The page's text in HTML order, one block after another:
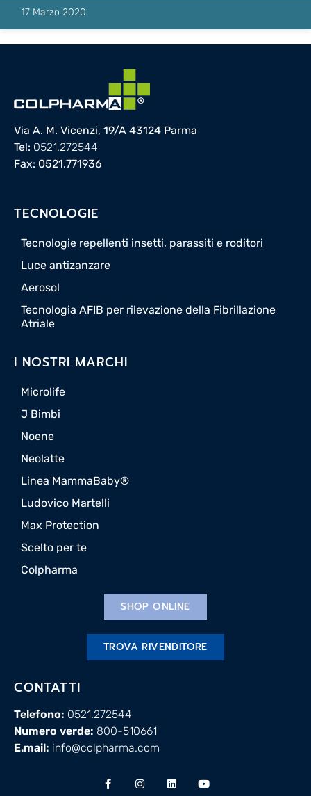
17 Marzo 2020
Via A. M. Vicenzi, 19/A 43124 Parma
Tel: 0521.272544
Fax: 0521.771936
TECNOLOGIE
Tecnologie repellenti insetti, parassiti e roditori
Luce antizanzare
Aerosol
Tecnologia AFIB per rilevazione della Fibrillazione
Atriale
I NOSTRI MARCHI
Microlife
J Bimbi
Noene
Neolatte
Linea MammaBaby®
Ludovico Martelli
Max Protection
Scelto per te
Colpharma
SHOP ONLINE
TROVA RIVENDITORE
CONTATTI
Telefono: 0521.272544
Numero verde: 800-510661
E.mail: info@colpharma.com